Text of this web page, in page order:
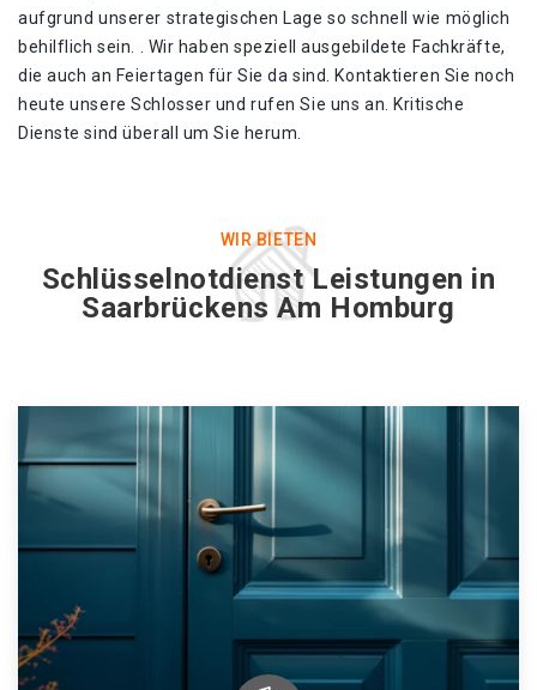
aufgrund unserer strategischen Lage so schnell wie möglich
behilflich sein. . Wir haben speziell ausgebildete Fachkräfte,
die auch an Feiertagen für Sie da sind. Kontaktieren Sie noch
heute unsere Schlosser und rufen Sie uns an. Kritische
Dienste sind überall um Sie herum.
WIR BIETEN
Schlüsselnotdienst Leistungen in
Saarbrückens Am Homburg